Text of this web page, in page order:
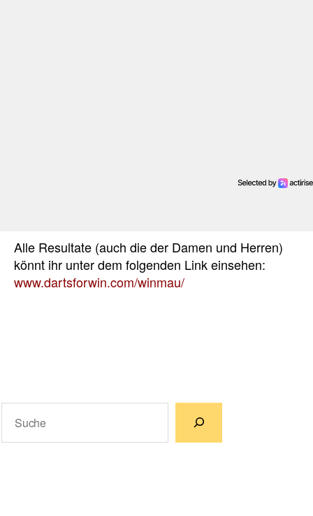
Alle Resultate (auch die der Damen und Herren)
könnt ihr unter dem folgenden Link einsehen:
www.dartsforwin.com/winmau/